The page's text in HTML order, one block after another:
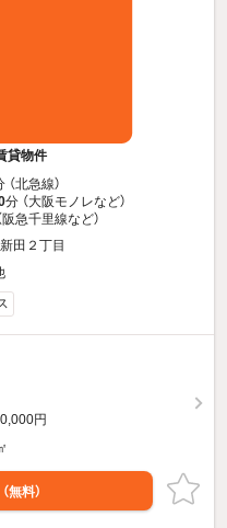
貸物件
（北急線）
分 （大阪モノレなど）
阪急千里線など）
田２丁目
円
（無料）